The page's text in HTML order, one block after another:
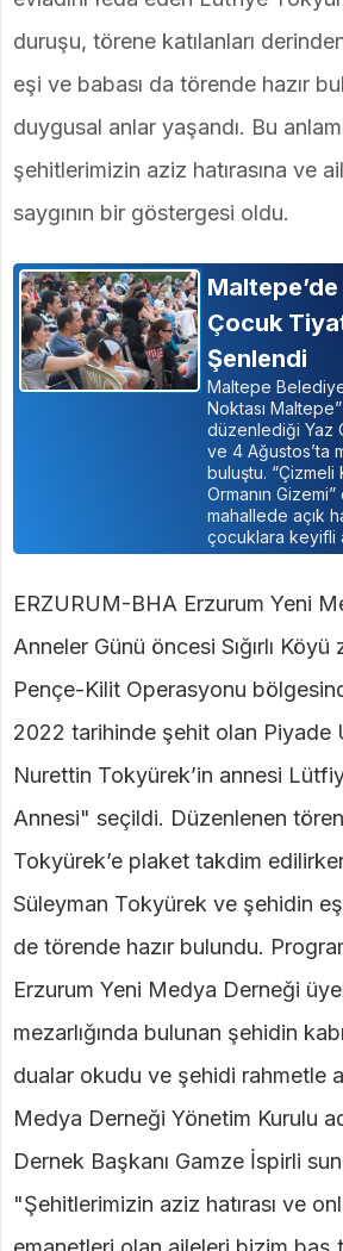
duruşu, törene katılanları
eşi ve babası da törende hazır
duygusal anlar yaşandı. Bu
şehitlerimizin aziz hatırasına ve
saygının bir göstergesi oldu.
Çocuk
Şenlendi
Maltepe
Noktası
düzenlediği Yaz
ve 4 Ağustos’ta
buluştu. “Çizmeli
Ormanın
mahallede açık
çocuklara keyifli
ERZURUM-BHA Erzurum Yeni
Anneler Günü öncesi Sığırlı
Pençe-Kilit Operasyonu
2022 tarihinde şehit olan Piyade
Nurettin Tokyürek’in annesi
Annesi" seçildi. Düzenlenen
Tokyürek’e plaket takdim
Süleyman Tokyürek ve şehidin
de törende hazır bulundu.
Erzurum Yeni Medya Derneği
mezarlığında bulunan şehidin
dualar okudu ve şehidi rahmetle
Medya Derneği Yönetim Kurulu
Dernek Başkanı Gamze İspirli
"Şehitlerimizin aziz hatırası ve